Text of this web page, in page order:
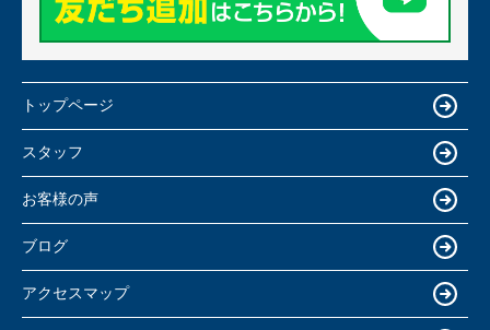
トップページ
スタッフ
お客様の声
ブログ
アクセスマップ